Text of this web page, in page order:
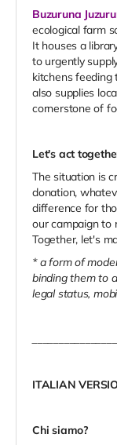
Buzuruna
ecological farm
It houses a
to urgently
kitchens feeding
also supplies
cornerstone of
Let's act
The situation is
donation,
difference for
our campaign to
Together, let's
* a form of
binding them to
legal status,
ITALIAN
Chi siamo?